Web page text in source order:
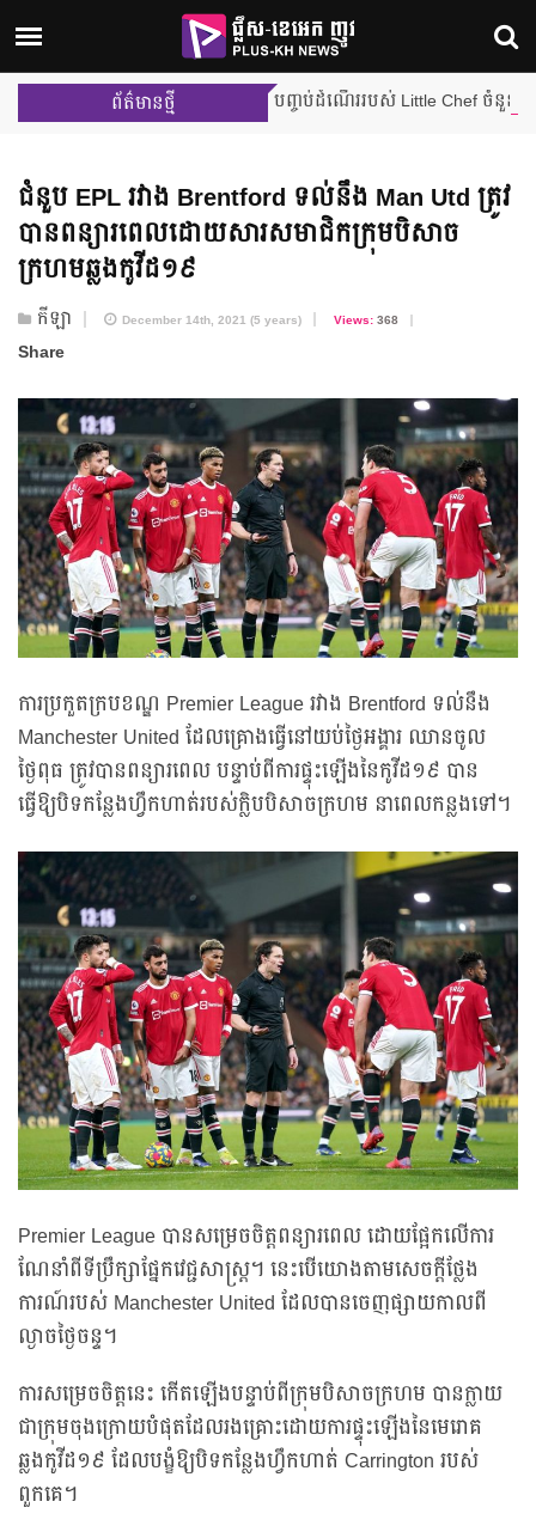
ព័ត៌មានថ្មី
ការប្រកួតជម្រុះលើកដំបូង បញ្ចប់ដំណើររបស់ Little Chef ចំនួន ២ រូប ពីផ្ទះ
ជំនួប EPL រវាង Brentford ទល់នឹង Man Utd ត្រូវ
បាន​ពន្យារពេល​ដោយសារ​សមាជិក​ក្រុមបិសាច​
ក្រហម​ឆ្លងកូវីដ១៩
កីឡា December 14th, 2021 (5 years) Views:368
Share
ការប្រកួតក្របខណ្ឌ Premier League រវាង Brentford ទល់នឹង
Manchester United ដែលគ្រោងធ្វើនៅយប់ថ្ងៃអង្គារ ឈានចូល
ថ្ងៃពុធ ត្រូវបានពន្យារពេល បន្ទាប់ពីការផ្ទុះឡើងនៃកូវីដ១៩ បាន
ធ្វើឱ្យបិទកន្លែងហ្វឹកហាត់របស់ក្លិបបិសាចក្រហម នាពេលកន្លងទៅ។
Premier League បានសម្រេចចិត្តពន្យារពេល ដោយផ្អែកលើការ
ណែនាំពីទីប្រឹក្សាផ្នែកវេជ្ជសាស្រ្ដ។ នេះបើយោងតាមសេចក្តីថ្លែង
ការណ៍របស់ Manchester United ដែលបានចេញផ្សាយកាលពី
ល្ងាចថ្ងៃចន្ទ។
ការសម្រេចចិត្តនេះ កើតឡើងបន្ទាប់ពីក្រុមបិសាចក្រហម បានក្លាយ
ជាក្រុមចុងក្រោយបំផុតដែលរងគ្រោះដោយការផ្ទុះឡើងនៃមេរោគ
ឆ្លងកូវីដ១៩ ដែលបង្ខំឱ្យបិទកន្លែងហ្វឹកហាត់ Carrington របស់
ពួកគេ។